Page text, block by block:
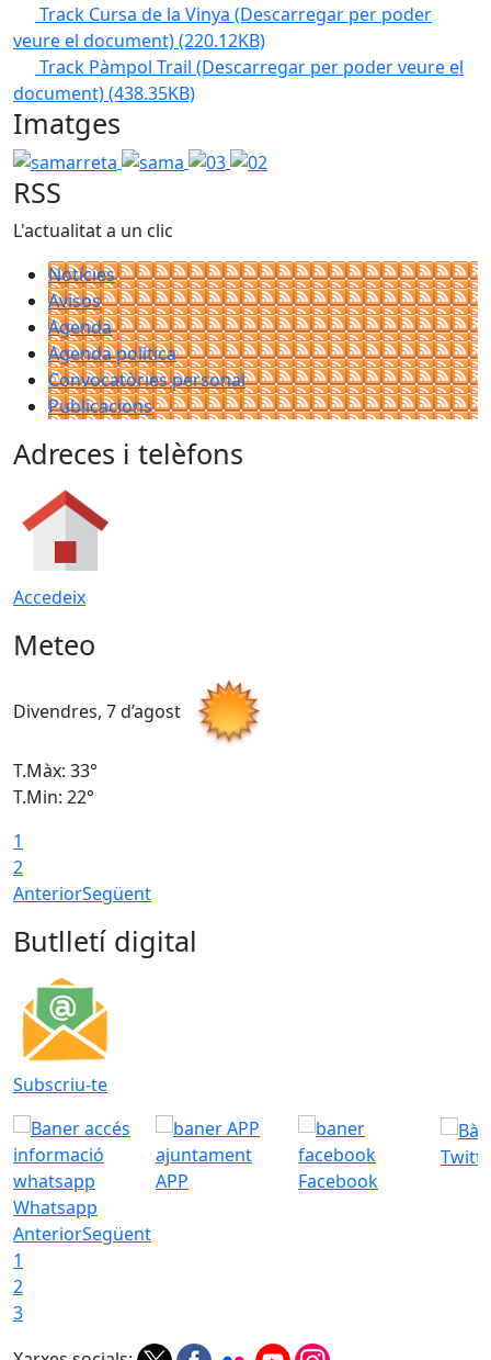
Track Cursa de la Vinya (Descarregar per poder
veure el document)(220.12KB)
Track Pàmpol Trail (Descarregar per poder veure el
document)(438.35KB)
Imatges
samarreta sama 03 02
RSS
L'actualitat a un clic
Notícies
Avisos
Agenda
Agenda política
Convocatòries personal
Publicacions
Adreces i telèfons
Accedeix
Meteo
Divendres, 7 d’agost
T.Màx: 33°
T.Min: 22°
1
2
AnteriorSegüent
Butlletí digital
Subscriu-te
Whatsapp
APP Facebook
AnteriorSegüent
1
2
3